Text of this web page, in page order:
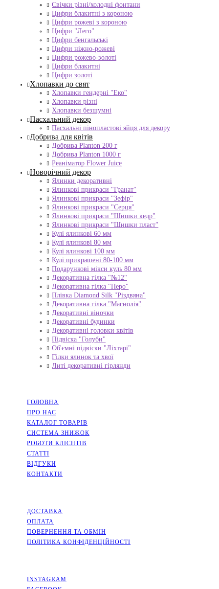
Свічки різні/холодні фонтани
Цифри блакитні з короною
Цифри рожеві з короною
Цифри "Лего"
Цифри бенгальські
Цифри ніжно-рожеві
Цифри рожево-золоті
Цифри блакитні
Цифри золоті
Хлопавки до свят
Хлопавки гендерні "Еко"
Хлопавки різні
Хлопавки безшумні
Пасхальний декор
Пасхальні пінопластові яйця для декору
Добрива для квітів
Добрива Planton 200 г
Добрива Planton 1000 г
Реаніматор Flower Juice
Новорічний декор
Ялинки декоративні
Ялинкові прикраси "Гранат"
Ялинкові прикраси "Зефір"
Ялинкові прикраси "Серця"
Ялинкові прикраси "Шишки кедр"
Ялинкові прикраси "Шишки пласт"
Кулі ялинкові 60 мм
Кулі ялинкові 80 мм
Кулі ялинкові 100 мм
Кулі прикрашені 80-100 мм
Подарункові мікси куль 80 мм
Декоративна гілка "№12"
Декоративна гілка "Перо"
Плівка Diamond Silk "Різдвяна"
Декоративна гілка "Магнолія"
Декоративні віночки
Декоративні будинки
Декоративні головки квітів
Підвіска "Голуби"
Об'ємні підвіски "Ліхтарі"
Гілки ялинок та хвої
Литі декоративні гірлянди
ГОЛОВНА
ПРО НАС
КАТАЛОГ ТОВАРІВ
СИСТЕМА ЗНИЖОК
РОБОТИ КЛІЄНТІВ
СТАТТІ
ВІДГУКИ
КОНТАКТИ
ДОСТАВКА
ОПЛАТА
ПОВЕРНЕННЯ ТА ОБМІН
ПОЛІТИКА КОНФІДЕНЦІЙНОСТІ
INSTAGRAM